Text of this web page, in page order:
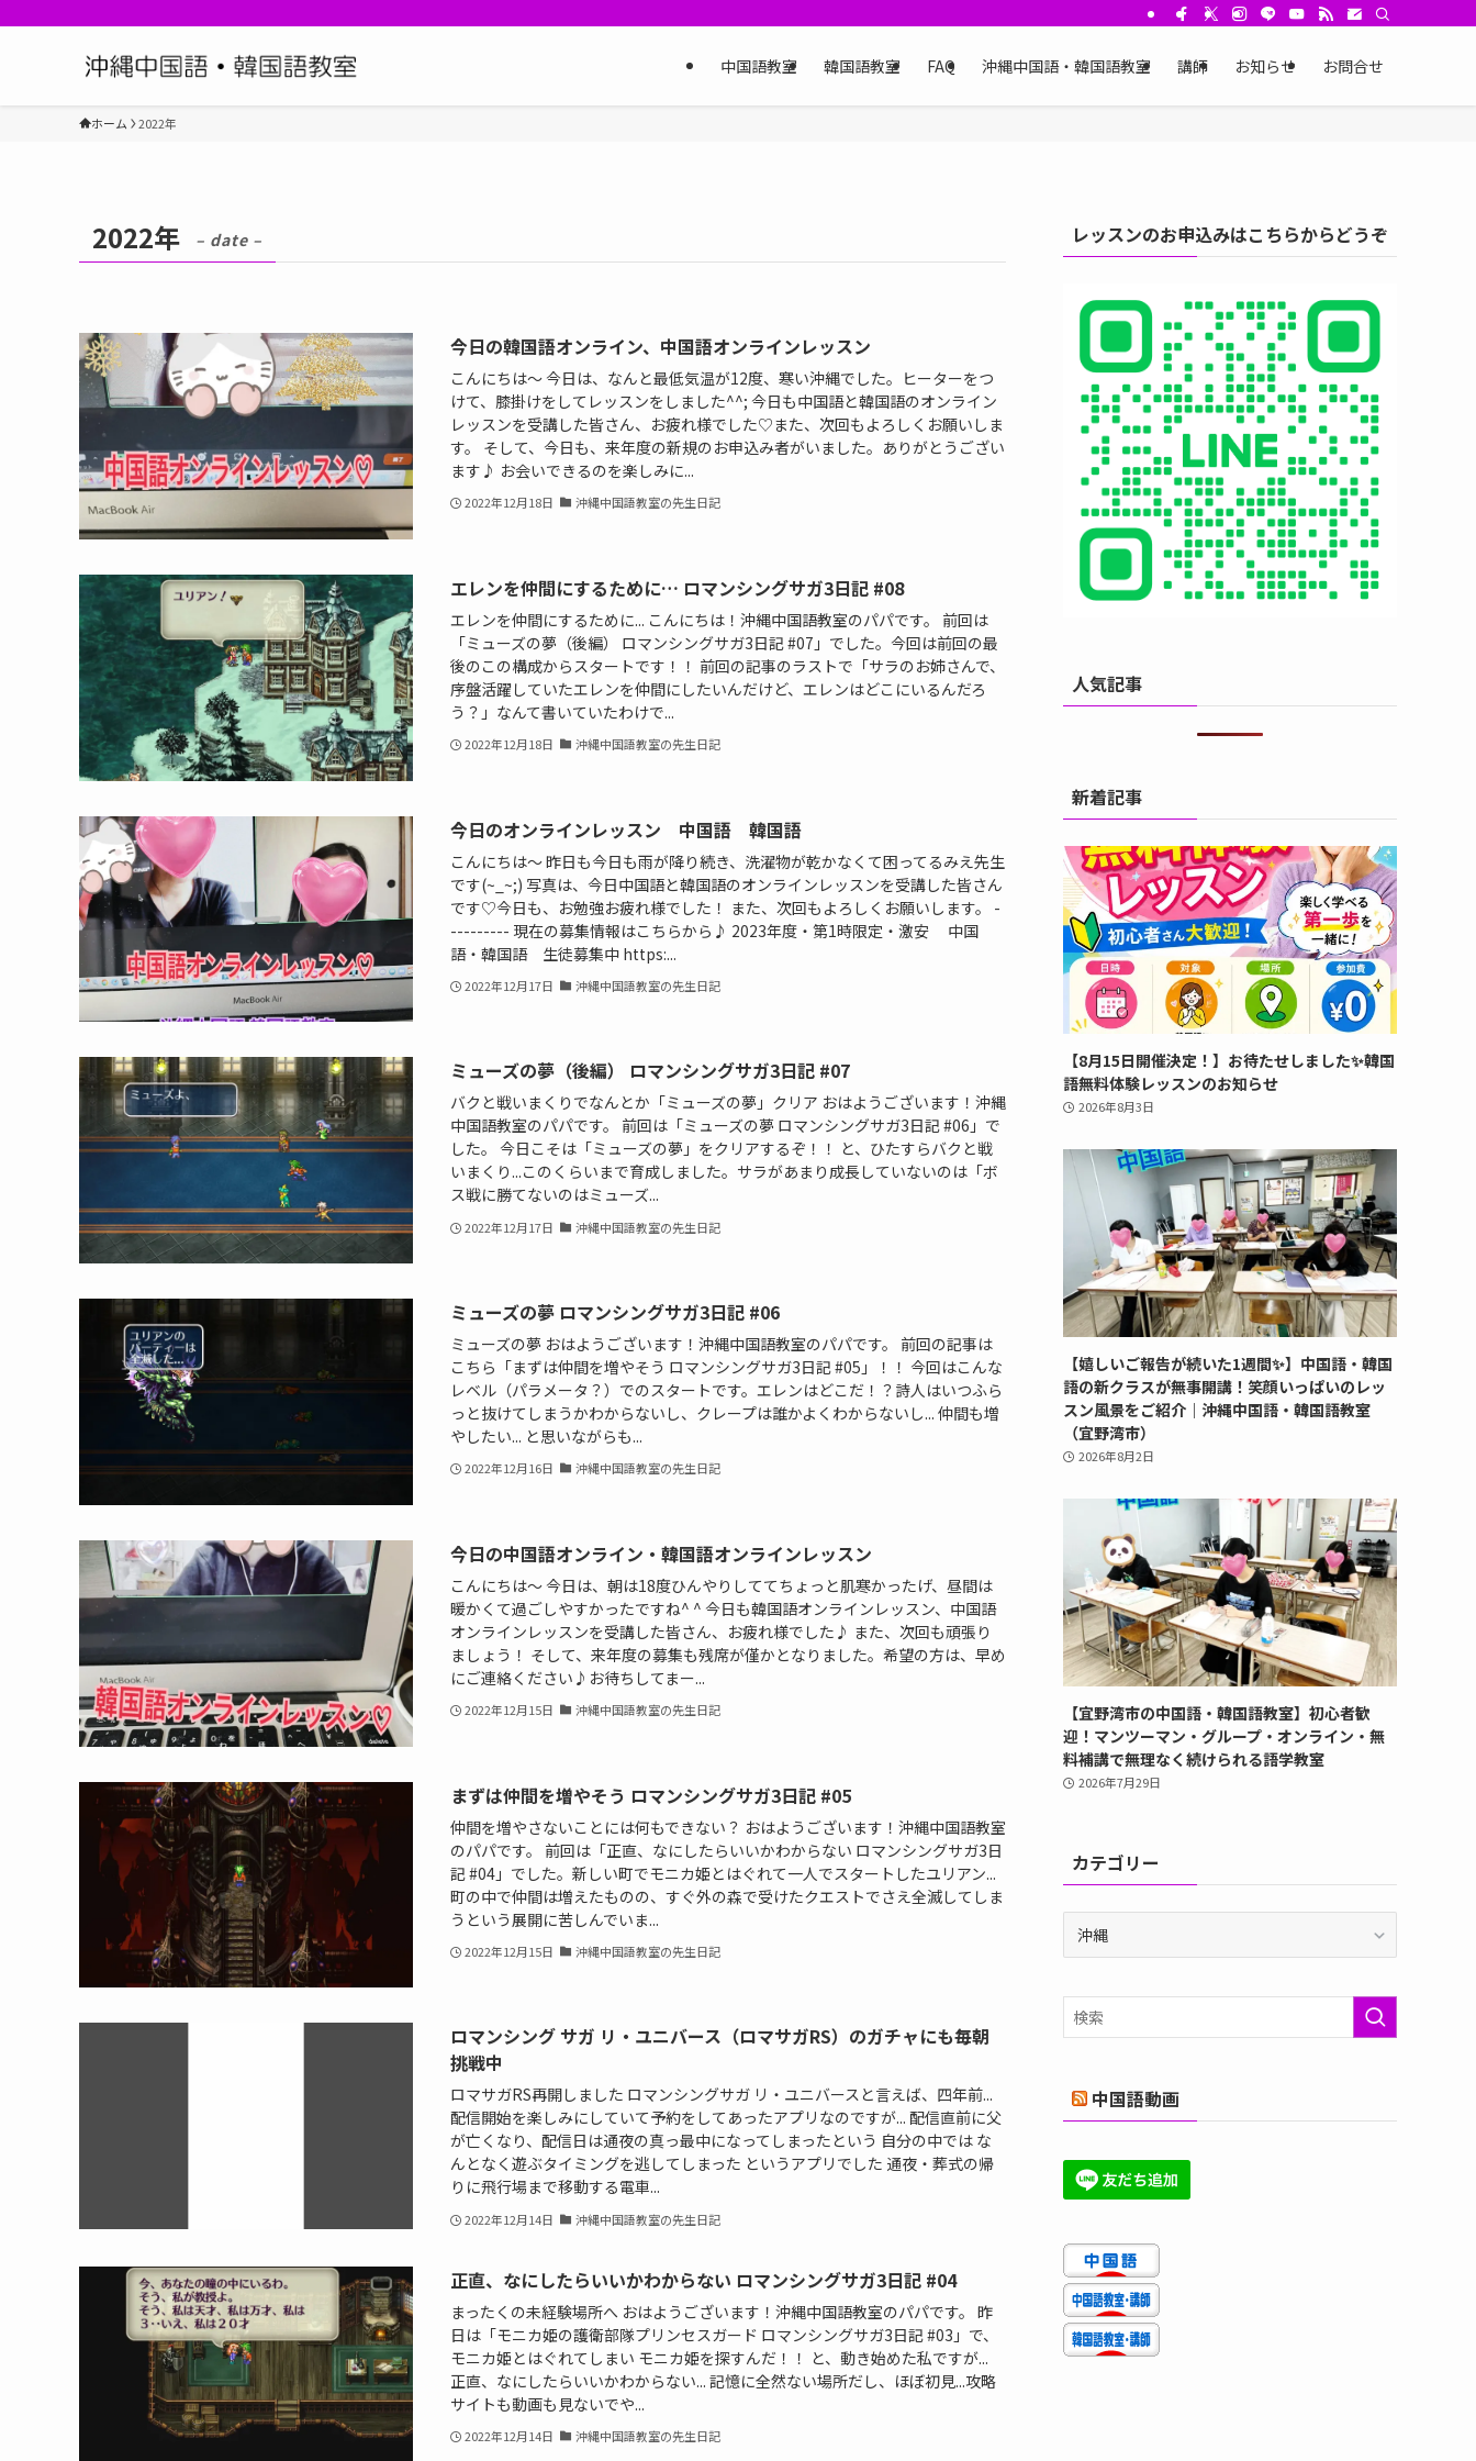
中国語教室 韓国語教室 FAQ 沖縄中国語・韓国語教室 講師 お知らせ お問合せ
ホーム 2022年
2022年 – date –
今日の韓国語オンライン、中国語オンラインレッスン
こんにちは〜 今日は、なんと最低気温が12度、寒い沖縄でした。ヒーターをつ
けて、膝掛けをしてレッスンをしました^^; 今日も中国語と韓国語のオンライン
レッスンを受講した皆さん、お疲れ様でした♡また、次回もよろしくお願いしま
す。 そして、今日も、来年度の新規のお申込み者がいました。ありがとうござい
ます♪ お会いできるのを楽しみに...
2022年12月18日 沖縄中国語教室の先生日記
エレンを仲間にするために… ロマンシングサガ3日記 #08
エレンを仲間にするために... こんにちは！沖縄中国語教室のパパです。 前回は
「ミューズの夢（後編） ロマンシングサガ3日記 #07」でした。今回は前回の最
後のこの構成からスタートです！！ 前回の記事のラストで「サラのお姉さんで、
序盤活躍していたエレンを仲間にしたいんだけど、エレンはどこにいるんだろ
う？」なんて書いていたわけで...
2022年12月18日 沖縄中国語教室の先生日記
今日のオンラインレッスン 中国語 韓国語
こんにちは〜 昨日も今日も雨が降り続き、洗濯物が乾かなくて困ってるみえ先生
です(~_~;) 写真は、今日中国語と韓国語のオンラインレッスンを受講した皆さん
です♡今日も、お勉強お疲れ様でした！ また、次回もよろしくお願いします。 -
--------- 現在の募集情報はこちらから♪ 2023年度・第1時限定・激安 中国
語・韓国語 生徒募集中 https:...
2022年12月17日 沖縄中国語教室の先生日記
ミューズの夢（後編） ロマンシングサガ3日記 #07
バクと戦いまくりでなんとか「ミューズの夢」クリア おはようございます！沖縄
中国語教室のパパです。 前回は「ミューズの夢 ロマンシングサガ3日記 #06」で
した。 今日こそは「ミューズの夢」をクリアするぞ！！ と、ひたすらバクと戦
いまくり...このくらいまで育成しました。サラがあまり成長していないのは「ボ
ス戦に勝てないのはミューズ...
2022年12月17日 沖縄中国語教室の先生日記
ミューズの夢 ロマンシングサガ3日記 #06
ミューズの夢 おはようございます！沖縄中国語教室のパパです。 前回の記事は
こちら「まずは仲間を増やそう ロマンシングサガ3日記 #05」！！ 今回はこんな
レベル（パラメータ？）でのスタートです。エレンはどこだ！？詩人はいつふら
っと抜けてしまうかわからないし、クレープは誰かよくわからないし... 仲間も増
やしたい... と思いながらも...
2022年12月16日 沖縄中国語教室の先生日記
今日の中国語オンライン・韓国語オンラインレッスン
こんにちは〜 今日は、朝は18度ひんやりしててちょっと肌寒かったげ、昼間は
暖かくて過ごしやすかったですね^ ^ 今日も韓国語オンラインレッスン、中国語
オンラインレッスンを受講した皆さん、お疲れ様でした♪ また、次回も頑張り
ましょう！ そして、来年度の募集も残席が僅かとなりました。希望の方は、早め
にご連絡ください♪お待ちしてまー...
2022年12月15日 沖縄中国語教室の先生日記
まずは仲間を増やそう ロマンシングサガ3日記 #05
仲間を増やさないことには何もできない？ おはようございます！沖縄中国語教室
のパパです。 前回は「正直、なにしたらいいかわからない ロマンシングサガ3日
記 #04」でした。新しい町でモニカ姫とはぐれて一人でスタートしたユリアン...
町の中で仲間は増えたものの、すぐ外の森で受けたクエストでさえ全滅してしま
うという展開に苦しんでいま...
2022年12月15日 沖縄中国語教室の先生日記
ロマンシング サガ リ・ユニバース（ロマサガRS）のガチャにも毎朝
挑戦中
ロマサガRS再開しました ロマンシングサガ リ・ユニバースと言えば、四年前...
配信開始を楽しみにしていて予約をしてあったアプリなのですが... 配信直前に父
が亡くなり、配信日は通夜の真っ最中になってしまったという 自分の中では な
んとなく遊ぶタイミングを逃してしまった というアプリでした 通夜・葬式の帰
りに飛行場まで移動する電車...
2022年12月14日 沖縄中国語教室の先生日記
正直、なにしたらいいかわからない ロマンシングサガ3日記 #04
まったくの未経験場所へ おはようございます！沖縄中国語教室のパパです。 昨
日は「モニカ姫の護衛部隊プリンセスガード ロマンシングサガ3日記 #03」で、
モニカ姫とはぐれてしまい モニカ姫を探すんだ！！ と、動き始めた私ですが...
正直、なにしたらいいかわからない... 記憶に全然ない場所だし、ほぼ初見...攻略
サイトも動画も見ないでや...
2022年12月14日 沖縄中国語教室の先生日記
レッスンのお申込みはこちらからどうぞ
人気記事
新着記事
【8月15日開催決定！】お待たせしました✨韓国
語無料体験レッスンのお知らせ
2026年8月3日
【嬉しいご報告が続いた1週間✨】中国語・韓国
語の新クラスが無事開講！笑顔いっぱいのレッ
スン風景をご紹介｜沖縄中国語・韓国語教室
（宜野湾市）
2026年8月2日
【宜野湾市の中国語・韓国語教室】初心者歓
迎！マンツーマン・グループ・オンライン・無
料補講で無理なく続けられる語学教室
2026年7月29日
カテゴリー
リ
ー
中国語動画